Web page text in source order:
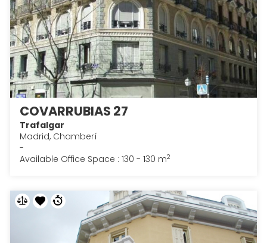
COVARRUBIAS 27
Trafalgar
Madrid, Chamberí
-
Available Office Space : 130 - 130 m2